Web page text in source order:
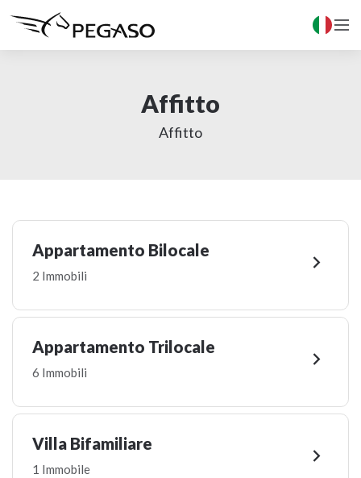

Affitto
Affitto
Appartamento Bilocale
2 Immobili 
Appartamento Trilocale
6 Immobili 
Villa Bifamiliare
1 Immobile 